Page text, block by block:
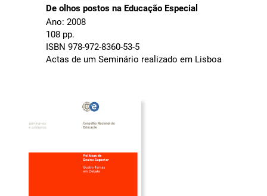
De olhos postos na Educação Especial
Ano: 2008
108 pp.
ISBN 978-972-8360-53-5
Actas de um Seminário realizado em Lisboa